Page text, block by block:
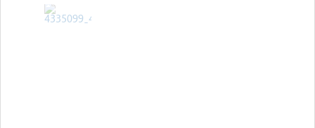
Conectividad y Redes
HP